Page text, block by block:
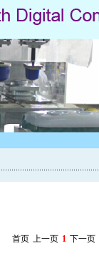
首页 上一页 1 下一页